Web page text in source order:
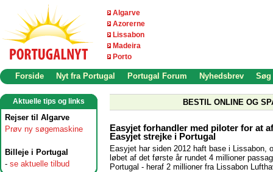
Algarve
Azorerne
Lissabon
Madeira
Porto
Forside Nyt fra Portugal Portugal Forum Nyhedsbrev Søg
Aktuelle tips og links
Rejser til Algarve
Prøv ny søgemaskine
Billeje i Portugal
- se aktuelle tilbud
BESTIL ONLINE OG
Easyjet forhandler med piloter for at
Easyjet strejke i Portugal
Easyjet har siden 2012 haft base i Lissabon,
løbet af det første år rundet 4 millioner
Portugal - heraf 2 millioner fra Lissabon